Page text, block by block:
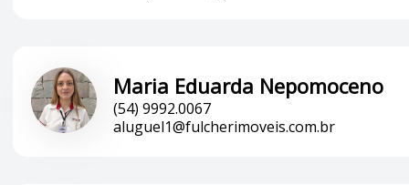
Maria Eduarda Nepomoceno
(54) 9992.0067
aluguel1@fulcherimoveis.com.br